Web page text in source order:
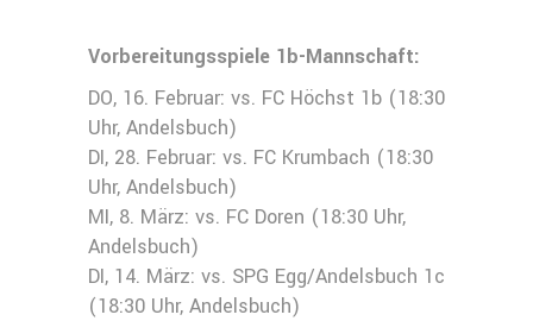
Vorbereitungsspiele 1b-Mannschaft:
DO, 16. Februar: vs. FC Höchst 1b (18:30
Uhr, Andelsbuch)
DI, 28. Februar: vs. FC Krumbach (18:30
Uhr, Andelsbuch)
MI, 8. März: vs. FC Doren (18:30 Uhr,
Andelsbuch)
DI, 14. März: vs. SPG Egg/Andelsbuch 1c
(18:30 Uhr, Andelsbuch)